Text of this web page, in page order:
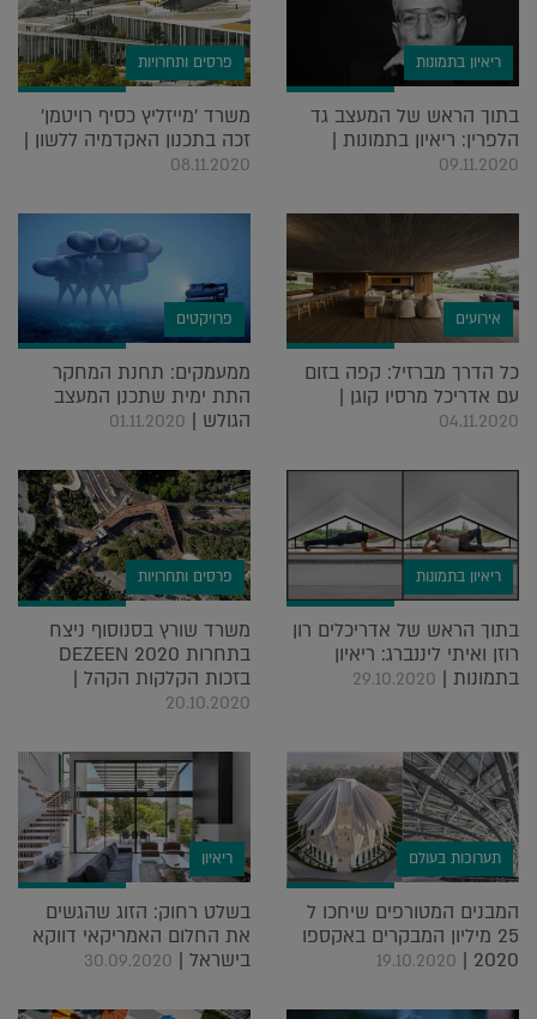
ריאיון בתמונות
בתוך הראש של המעצב גד
הלפרין: ריאיון בתמונות |
09.11.2020
פרסים ותחרויות
משרד 'מייזליץ כסיף רויטמן'
זכה בתכנון האקדמיה ללשון |
08.11.2020
אירועים
כל הדרך מברזיל: קפה בזום
עם אדריכל מרסיו קוגן |
04.11.2020
פרויקטים
ממעמקים: תחנת המחקר
התת ימית שתכנן המעצב
הגולש | 01.11.2020
ריאיון בתמונות
בתוך הראש של אדריכלים רון
רוזן ואיתי ליננברג: ריאיון
בתמונות | 29.10.2020
פרסים ותחרויות
משרד שורץ בסנוסוף ניצח
בתחרות DEZEEN 2020
בזכות הקלקות הקהל |
20.10.2020
תערוכות בעולם
המבנים המטורפים שיחכו ל
25 מיליון המבקרים באקספו
2020 |
19.10.2020
ריאיון
בשלט רחוק: הזוג שהגשים
את החלום האמריקאי דווקא
בישראל | 30.09.2020